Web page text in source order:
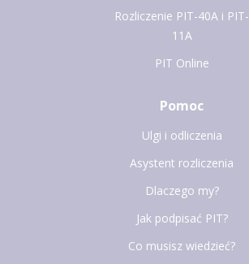
Rozliczenie PIT-40A i PIT-
11A
PIT Online
Pomoc
Ulgi i odliczenia
Asystent rozliczenia
Dlaczego my?
Jak podpisać PIT?
Co musisz wiedzieć?